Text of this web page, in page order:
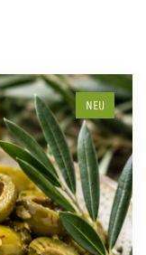
NEU